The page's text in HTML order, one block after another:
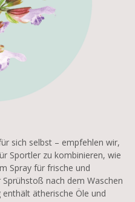
sich selbst – empfehlen wir,
Sportler zu kombinieren, wie
Spray für frische und
nach dem Waschen
ätherische Öle und